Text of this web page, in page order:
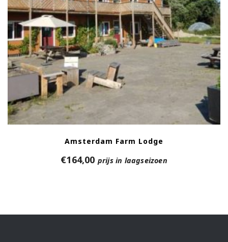
Amsterdam Farm Lodge
€164,00 prijs in laagseizoen